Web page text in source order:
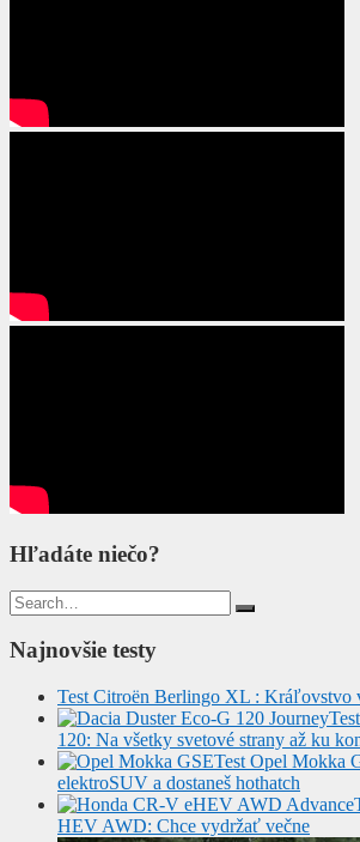
Hľadáte niečo?
Search
for:
Najnovšie testy
Test Citroën Berlingo XL : Kráľovstvo
120: Na všetky svetové strany až ku
Test Opel Mokka
elektroSUV a dostaneš hothatch
HEV AWD: Chce vydržať večne